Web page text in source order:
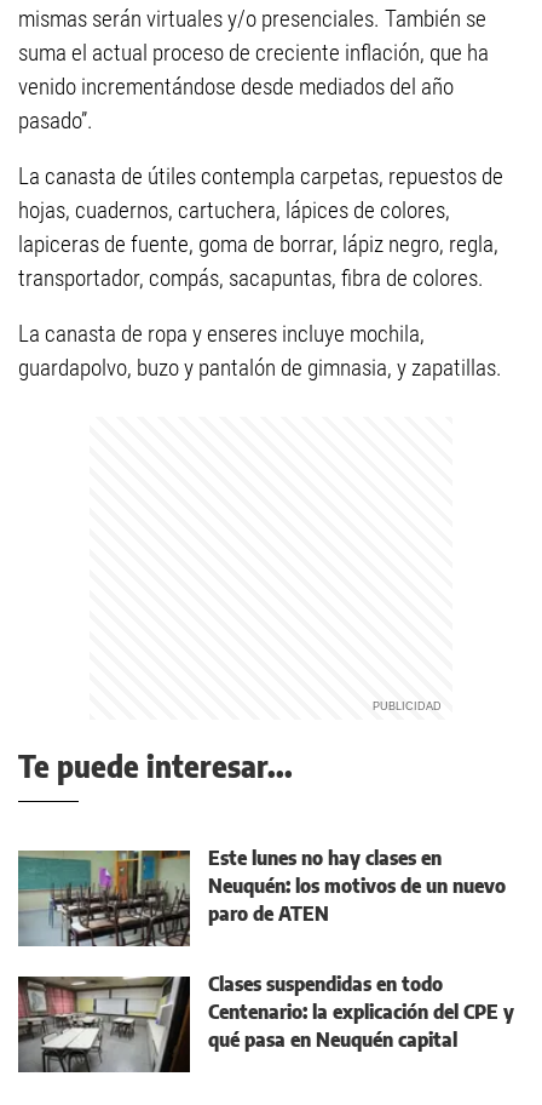
mismas serán virtuales y/o presenciales. También se
suma el actual proceso de creciente inflación, que ha
venido incrementándose desde mediados del año
pasado”.
La canasta de útiles contempla carpetas, repuestos de
hojas, cuadernos, cartuchera, lápices de colores,
lapiceras de fuente, goma de borrar, lápiz negro, regla,
transportador, compás, sacapuntas, fibra de colores.
La canasta de ropa y enseres incluye mochila,
guardapolvo, buzo y pantalón de gimnasia, y zapatillas.
Te puede interesar...
Este lunes no hay clases en
Neuquén: los motivos de un nuevo
paro de ATEN
Clases suspendidas en todo
Centenario: la explicación del CPE y
qué pasa en Neuquén capital